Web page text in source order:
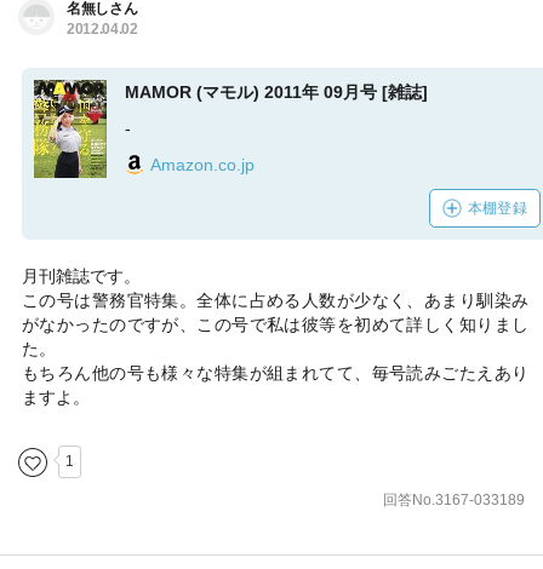
名無しさん
2012.04.02
MAMOR (マモル) 2011年 09月号 [雑誌]
-
Amazon.co.jp
本棚登録
月刊雑誌です。
この号は警務官特集。全体に占める人数が少なく、あまり馴染み
がなかったのですが、この号で私は彼等を初めて詳しく知りまし
た。
もちろん他の号も様々な特集が組まれてて、毎号読みごたえあり
ますよ。
1
回答No.3167-033189